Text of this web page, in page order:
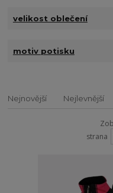
velikost oblečení
motiv potisku
Nejnovější Nejlevnější
strana